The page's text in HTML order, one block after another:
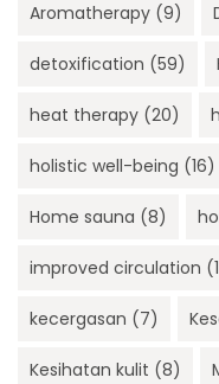
Aromatherapy (9)
detoxification (59)
heat therapy (20)
holistic well-being (16)
Home sauna (8)
improved circulation
kecergasan (7)
Kesihatan kulit (8)